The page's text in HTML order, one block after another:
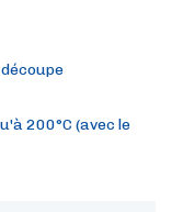
200°C (avec le